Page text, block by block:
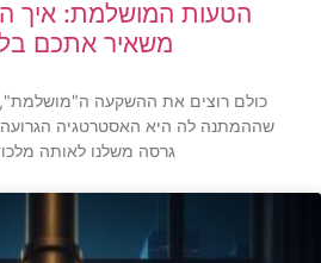
הטעות המושלמת: איך
משאיר אתכם
כולם רוצים את ההשקעה
שההמתנה לה היא האסטרטגיה הגרועה
גרסה משלנו לאותה